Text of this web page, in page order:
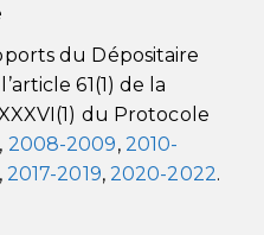
du Dépositaire
61(1) de la
du Protocole
, 2008-2009, 2010-
2017-2019, 2020-2022.